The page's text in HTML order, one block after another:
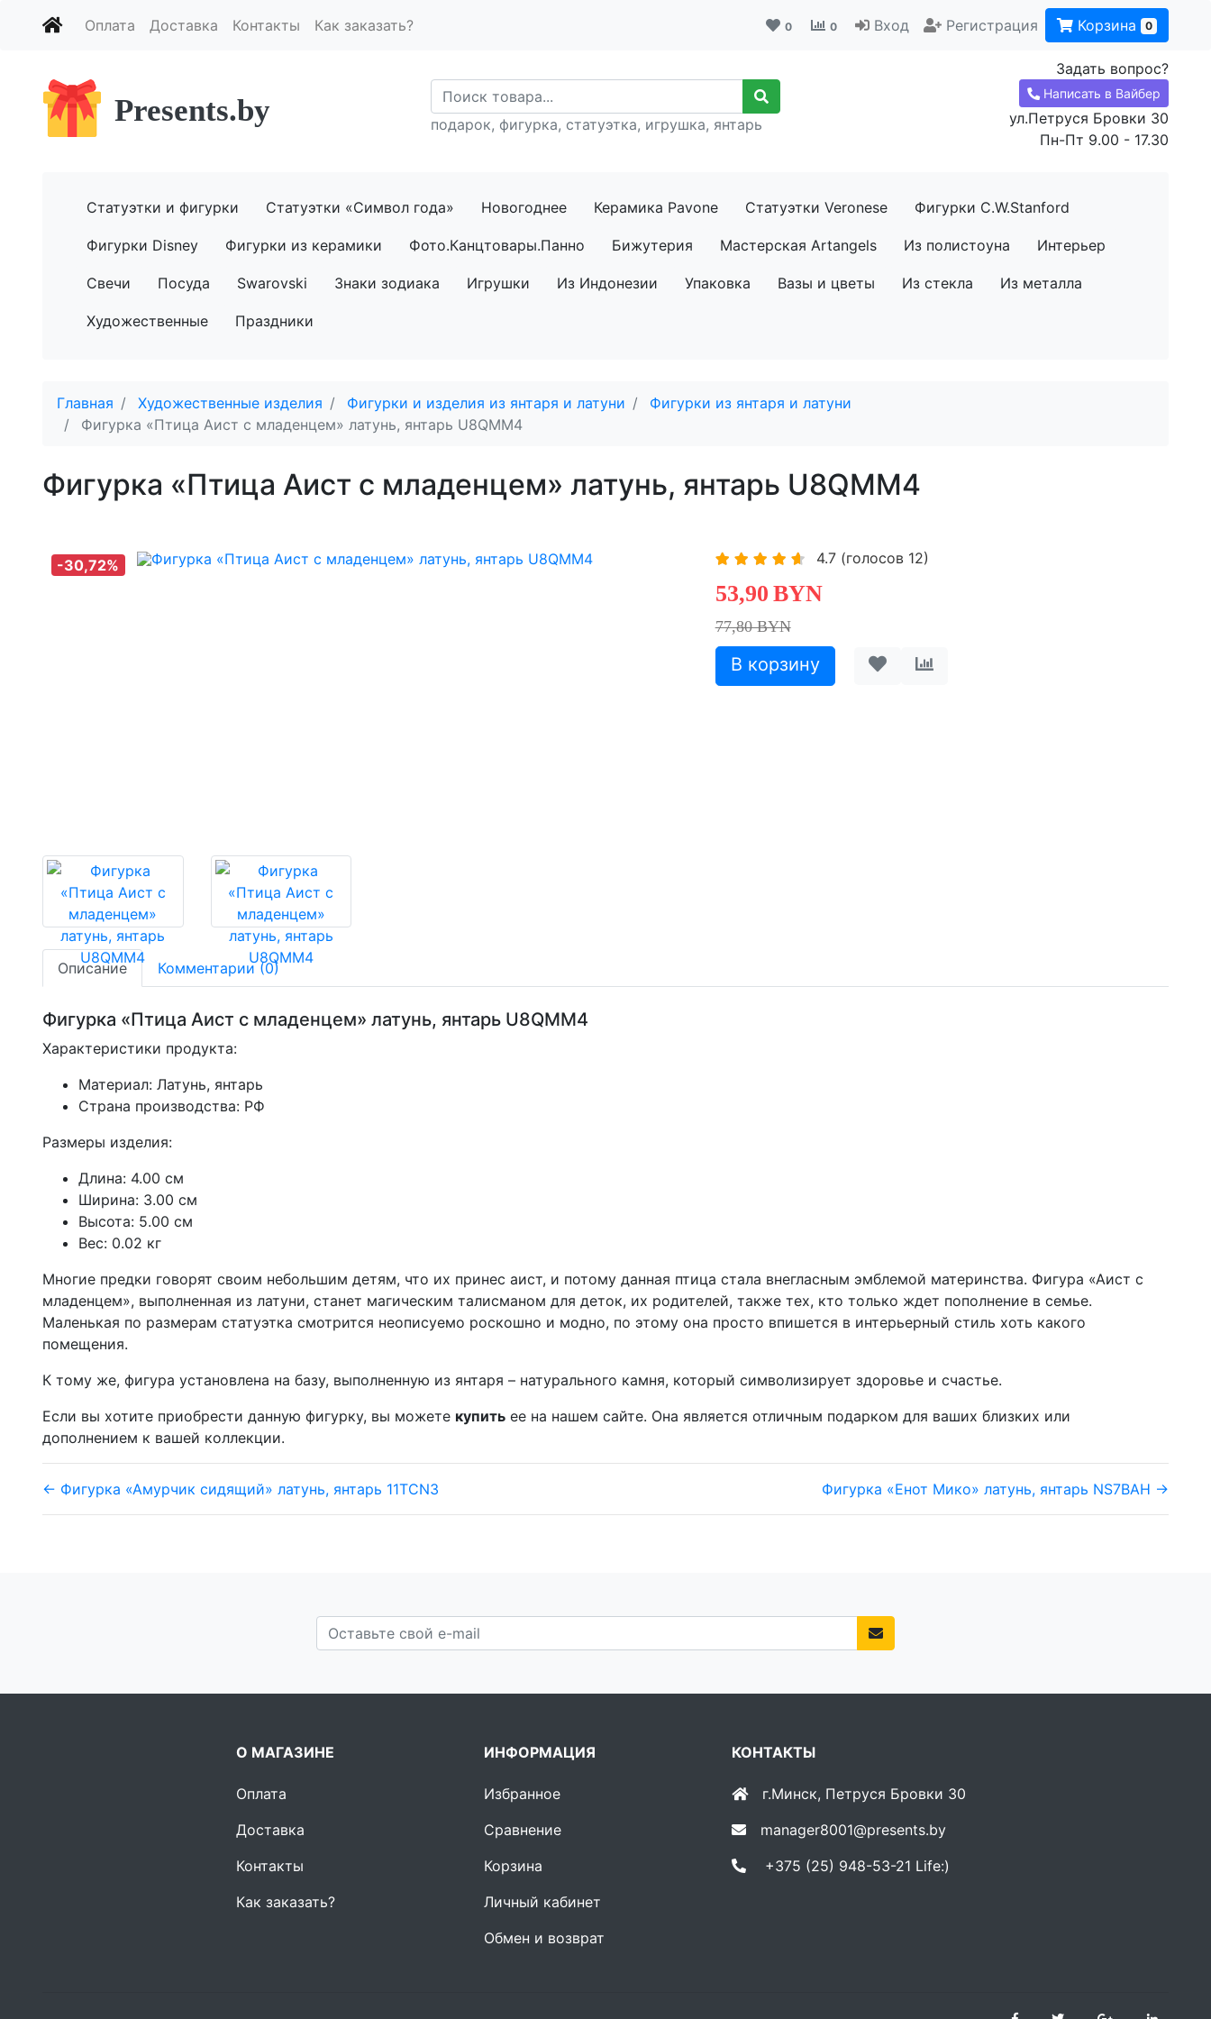
Оплата Доставка Контакты Как заказать? 0 0 Вход Регистрация Корзина 0
Presents.by подарок, фигурка, статуэтка, игрушка, янтарь
Задать вопрос?
Написать в Вайбер
ул.Петруся Бровки 30
Пн-Пт 9.00 - 17.30
Статуэтки и фигурки Статуэтки «Символ года» Новогоднее Керамика Pavone Статуэтки Veronese Фигурки C.W.Stanford
Фигурки Disney Фигурки из керамики Фото.Канцтовары.Панно Бижутерия Мастерская Artangels Из полистоуна Интерьер
Свечи Посуда Swarovski Знаки зодиака Игрушки Из Индонезии Упаковка Вазы и цветы Из стекла Из металла
Художественные Праздники
Главная Художественные изделия Фигурки и изделия из янтаря и латуни
Фигурки из янтаря и латуни
Фигурка «Птица Аист с младенцем» латунь, янтарь U8QMM4
Фигурка «Птица Аист с младенцем» латунь, янтарь U8QMM4
-30,72%
4.7(голосов 12)
53,90 BYN
77,80 BYN
Описание Комментарии (0)
Фигурка «Птица Аист с младенцем» латунь, янтарь U8QMM4
Характеристики продукта:
Материал: Латунь, янтарь
Страна производства: РФ
Размеры изделия:
Длина: 4.00 см
Ширина: 3.00 см
Высота: 5.00 см
Вес: 0.02 кг
Многие предки говорят своим небольшим детям, что их принес аист, и потому данная птица стала внегласным эмблемой материнства. Фигура «Аист с
младенцем», выполненная из латуни, станет магическим талисманом для деток, их родителей, также тех, кто только ждет пополнение в семье.
Маленькая по размерам статуэтка смотрится неописуемо роскошно и модно, по этому она просто впишется в интерьерный стиль хоть какого
помещения.
К тому же, фигура установлена на базу, выполненную из янтаря – натурального камня, который символизирует здоровье и счастье.
Если вы хотите приобрести данную фигурку, вы можете купить ее на нашем сайте. Она является отличным подарком для ваших близких или
дополнением к вашей коллекции.
← Фигурка «Амурчик сидящий» латунь, янтарь 11TCN3 Фигурка «Енот Мико» латунь, янтарь NS7BAH →
О МАГАЗИНЕ
Оплата
Доставка
Контакты
Как заказать?
ИНФОРМАЦИЯ
Избранное
Сравнение
Корзина
Личный кабинет
Обмен и возврат
КОНТАКТЫ
г.Минск, Петруся Бровки 30
manager8001@presents.by
+375 (25) 948-53-21 Life:)